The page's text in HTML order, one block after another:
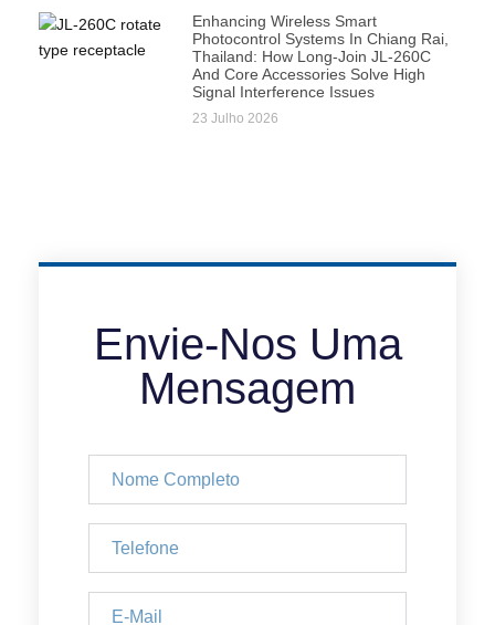
Enhancing Wireless Smart
Photocontrol Systems In Chiang Rai,
Thailand: How Long-Join JL-260C
And Core Accessories Solve High
Signal Interference Issues
23 Julho 2026
Envie-Nos Uma
Mensagem